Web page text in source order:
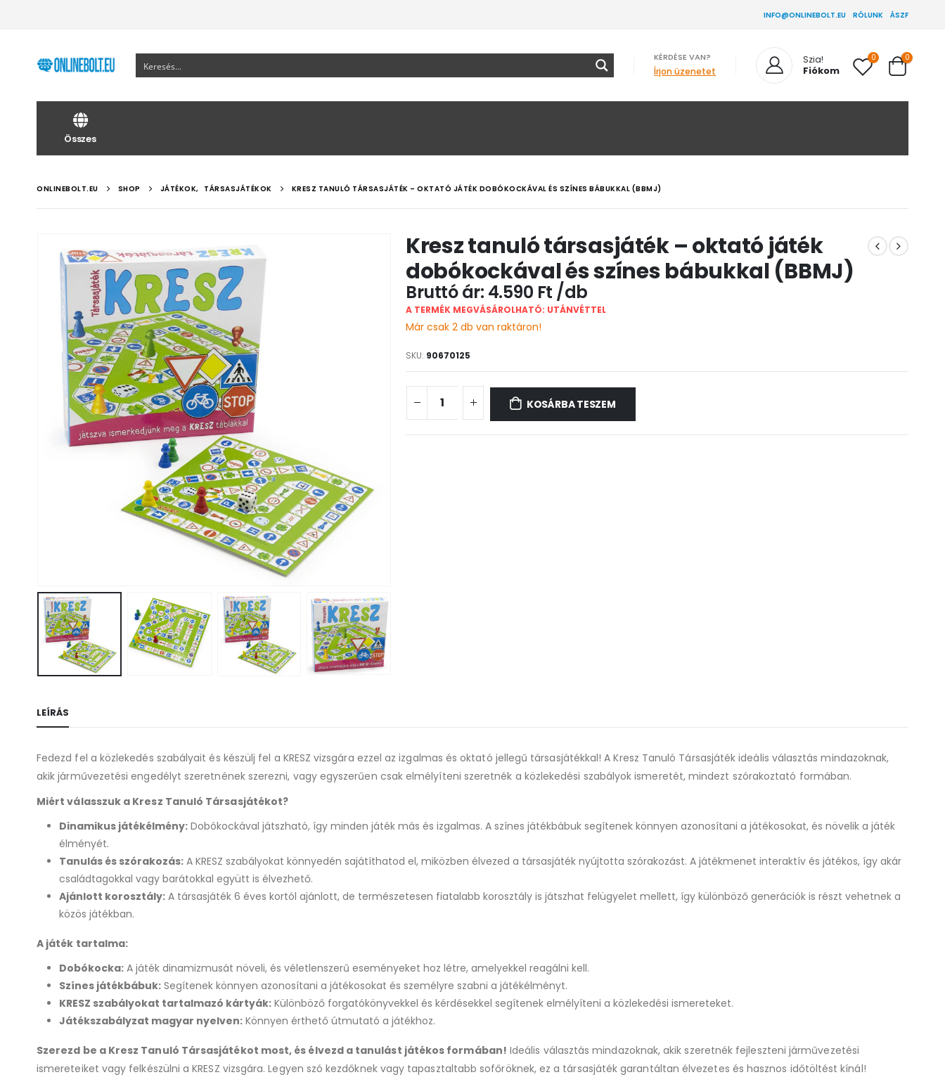
INFO@ONLINEBOLT.EU RÓLUNK ÁSZF
KÉRDÉSE VAN?
Írjon üzenetet
Szia!
Fiókom
0 0
Összes
ONLINEBOLT.EU SHOP JÁTÉKOK, TÁRSASJÁTÉKOK KRESZ TANULÓ TÁRSASJÁTÉK – OKTATÓ JÁTÉK DOBÓKOCKÁVAL ÉS SZÍNES BÁBUKKAL (BBMJ)
Kresz tanuló társasjáték – oktató játék
dobókockával és színes bábukkal (BBMJ)
4.590 Ft
A TERMÉK MEGVÁSÁROLHATÓ: UTÁNVÉTTEL
Már csak 2 db van raktáron!
SKU: 90670125
KOSÁRBA TESZEM
LEÍRÁS
Fedezd fel a közlekedés szabályait és készülj fel a KRESZ vizsgára ezzel az izgalmas és oktató jellegű társasjátékkal! A Kresz Tanuló Társasjáték ideális választás mindazoknak,
akik járművezetési engedélyt szeretnének szerezni, vagy egyszerűen csak elmélyíteni szeretnék a közlekedési szabályok ismeretét, mindezt szórakoztató formában.
Miért válasszuk a Kresz Tanuló Társasjátékot?
Dinamikus játékélmény: Dobókockával játszható, így minden játék más és izgalmas. A színes játékbábuk segítenek könnyen azonosítani a játékosokat, és növelik a játék
élményét.
Tanulás és szórakozás: A KRESZ szabályokat könnyedén sajátíthatod el, miközben élvezed a társasjáték nyújtotta szórakozást. A játékmenet interaktív és játékos, így akár
családtagokkal vagy barátokkal együtt is élvezhető.
Ajánlott korosztály: A társasjáték 6 éves kortól ajánlott, de természetesen fiatalabb korosztály is játszhat felügyelet mellett, így különböző generációk is részt vehetnek a
közös játékban.
A játék tartalma:
Dobókocka: A játék dinamizmusát növeli, és véletlenszerű eseményeket hoz létre, amelyekkel reagálni kell.
Színes játékbábuk: Segítenek könnyen azonosítani a játékosokat és személyre szabni a játékélményt.
KRESZ szabályokat tartalmazó kártyák: Különböző forgatókönyvekkel és kérdésekkel segítenek elmélyíteni a közlekedési ismereteket.
Játékszabályzat magyar nyelven: Könnyen érthető útmutató a játékhoz.
Szerezd be a Kresz Tanuló Társasjátékot most, és élvezd a tanulást játékos formában! Ideális választás mindazoknak, akik szeretnék fejleszteni járművezetési
ismereteiket vagy felkészülni a KRESZ vizsgára. Legyen szó kezdőknek vagy tapasztaltabb sofőröknek, ez a társasjáték garantáltan élvezetes és hasznos időtöltést kínál!